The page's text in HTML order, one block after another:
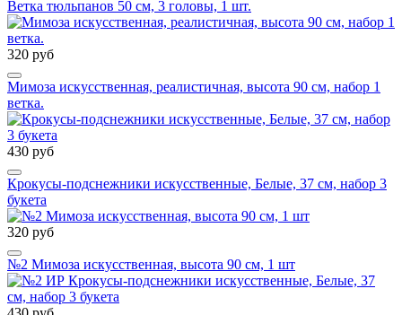
Ветка тюльпанов 50 см, 3 головы, 1 шт.
320 руб
Мимоза искусственная, реалистичная, высота 90 см, набор 1
ветка.
430 руб
Крокусы-подснежники искусственные, Белые, 37 см, набор 3
букета
320 руб
№2 Мимоза искусственная, высота 90 см, 1 шт